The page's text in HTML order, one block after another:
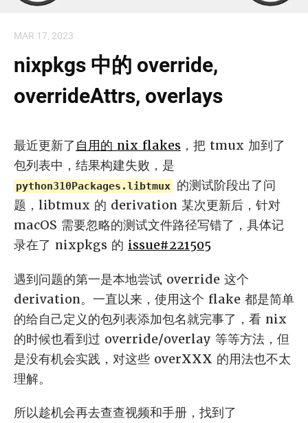
MAR 17, 2023
nixpkgs 中的 override,
overrideAttrs, overlays
最近更新了自用的 nix flakes ，把 tmux 加到了
包列表中，结果构建失败，是
python310Packages.libtmux 的测试阶段出了问
题，libtmux 的 derivation 某次更新后，针对
macOS 需要忽略的测试文件路径写错了，具体记
录在了 nixpkgs 的 issue#221505
遇到问题的第一是本地尝试 override 这个
derivation。一直以来，使用这个 flake 都是简单
的给自己定义的包列表添加包名就完事了，看 nix
的时候也看到过 override/overlay 等等方法，但
是没有机会实践，对这些 overXXX 的用法也不太
理解。
所以趁机会再去查查视频和手册，找到了